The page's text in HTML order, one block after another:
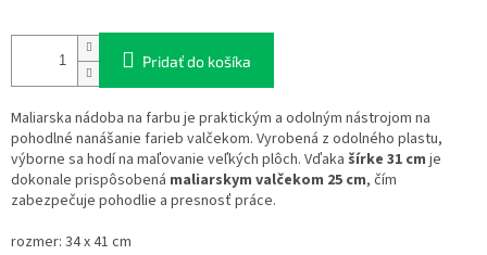
Pridať do košíka
Maliarska nádoba na farbu je praktickým a odolným nástrojom na
pohodlné nanášanie farieb valčekom. Vyrobená z odolného plastu,
výborne sa hodí na maľovanie veľkých plôch. Vďaka šírke 31 cm je
dokonale prispôsobená maliarskym valčekom 25 cm, čím
zabezpečuje pohodlie a presnosť práce.
rozmer: 34 x 41 cm